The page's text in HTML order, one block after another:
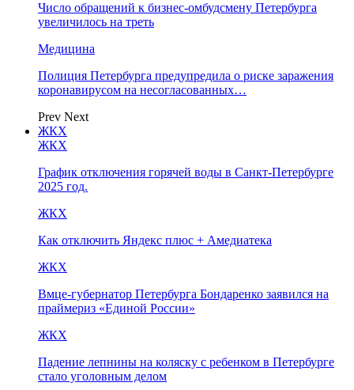
Число обращений к бизнес-омбудсмену Петербурга
увеличилось на треть
Медицина
Полиция Петербурга предупредила о риске заражения
коронавирусом на несогласованных…
Prev Next
ЖКХ
ЖКХ
График отключения горячей воды в Санкт-Петербурге
2025 год.
ЖКХ
Как отключить Яндекс плюс + Амедиатека
ЖКХ
Вмце-губернатор Петербурга Бондаренко заявился на
праймериз «Единой России»
ЖКХ
Падение лепнины на коляску с ребенком в Петербурге
стало уголовным делом